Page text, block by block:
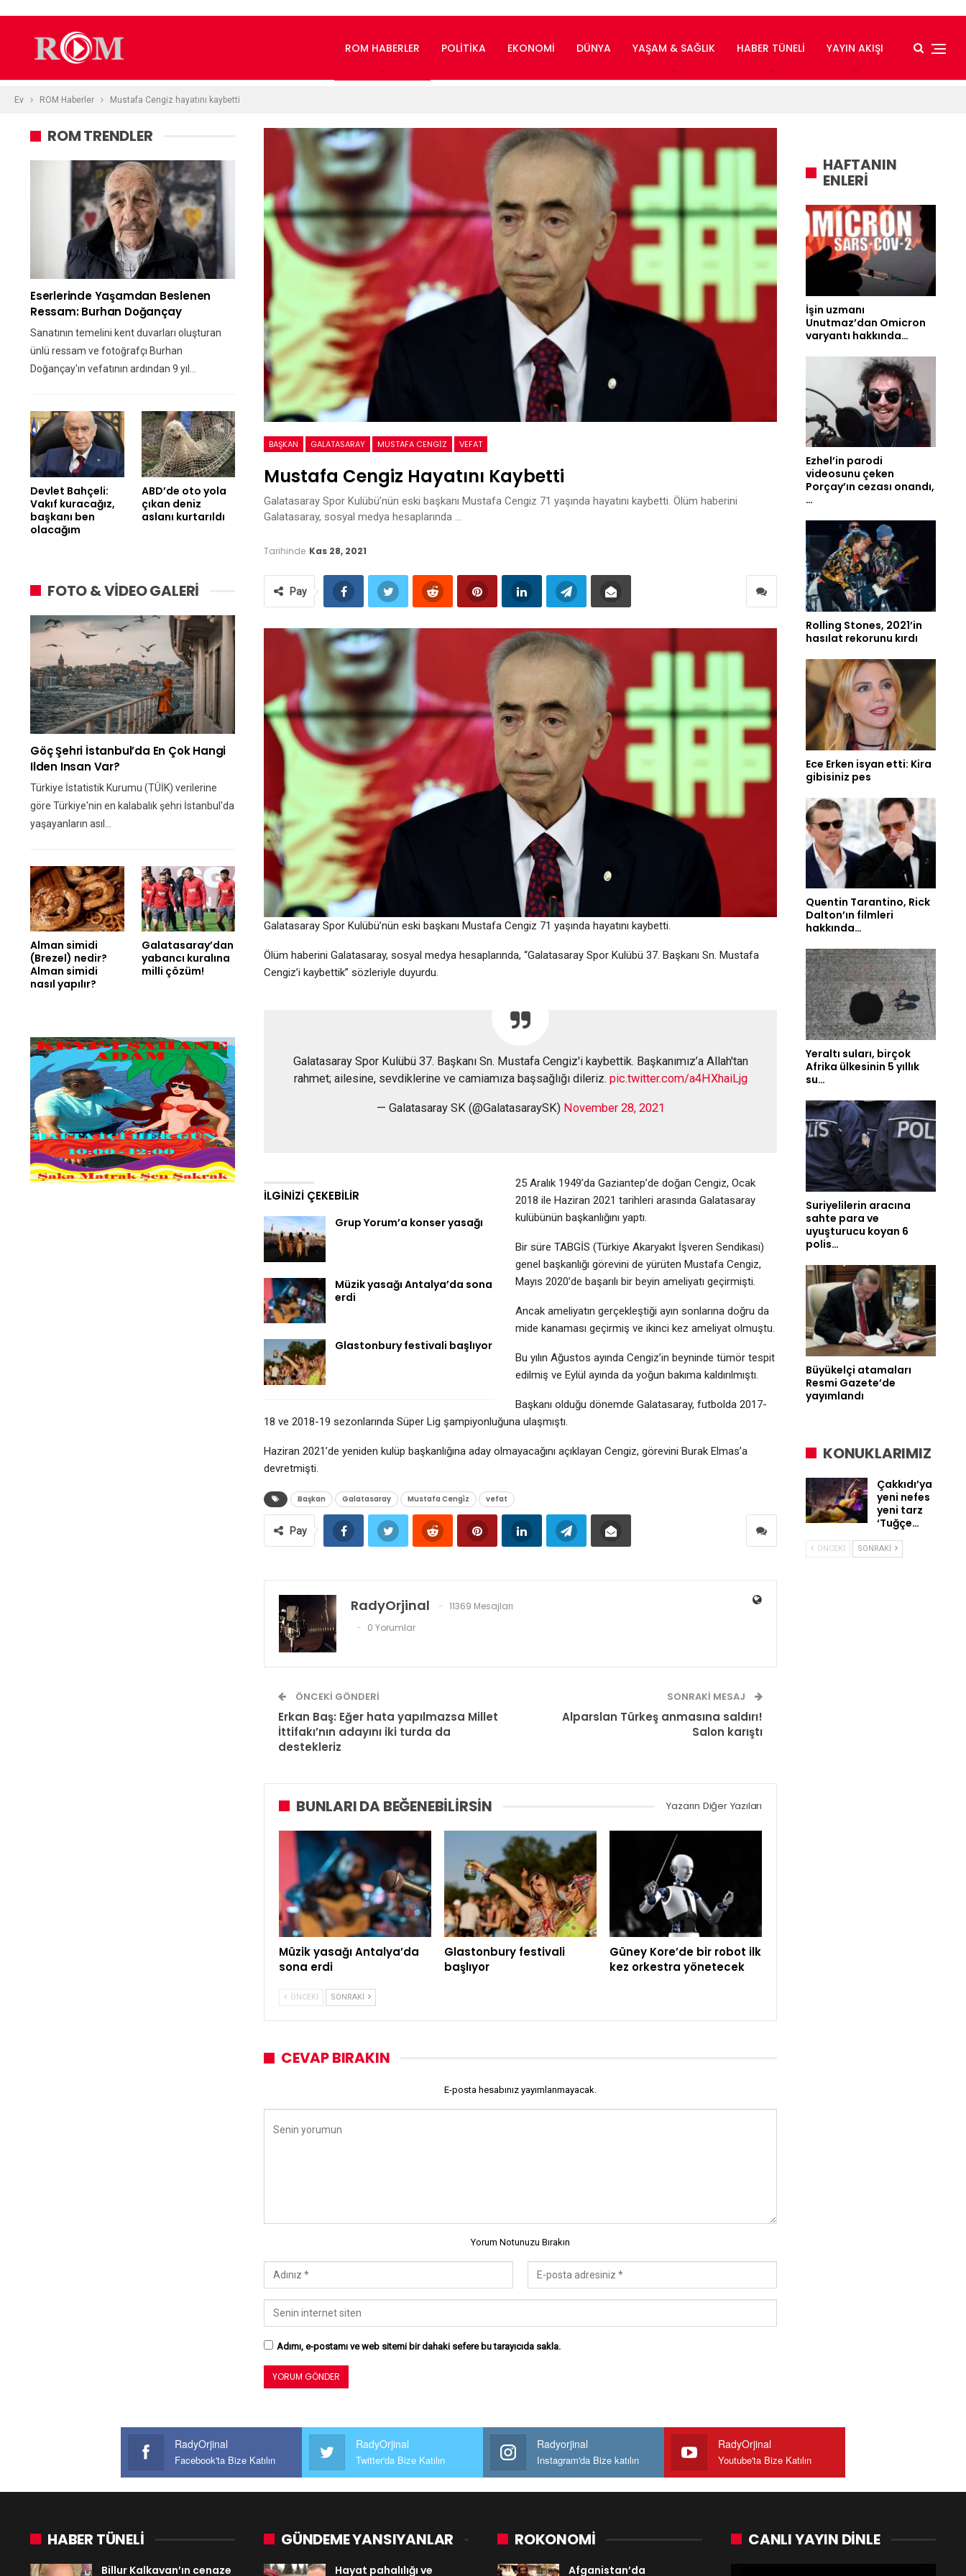
ROM HABERLER POLITIKA EKONOMI DÜNYA YAŞAM & SAĞLIK HABER TÜNELI YAYIN AKIŞI
Ev ROM Haberler Mustafa Cengiz hayatını kaybetti
BAŞKAN GALATASARAY MUSTAFA CENGİZ VEFAT
Mustafa Cengiz Hayatını Kaybetti
Galatasaray Spor Kulübü’nün eski başkanı Mustafa Cengiz 71 yaşında hayatını kaybetti. Ölüm haberini
Galatasaray, sosyal medya hesaplarında …
Tarihinde Kas 28, 2021
Pay
Galatasaray Spor Kulübü’nün eski başkanı Mustafa Cengiz 71 yaşında hayatını kaybetti.
Ölüm haberini Galatasaray, sosyal medya hesaplarında, “Galatasaray Spor Kulübü 37. Başkanı Sn. Mustafa
Cengiz’i kaybettik” sözleriyle duyurdu.
Galatasaray Spor Kulübü 37. Başkanı Sn. Mustafa Cengiz'i kaybettik. Başkanımız’a Allah'tan
rahmet; ailesine, sevdiklerine ve camiamıza başsağlığı dileriz. pic.twitter.com/a4HXhaiLjg
— Galatasaray SK (@GalatasaraySK) November 28, 2021
İLGINIZI ÇEKEBILIR
Grup Yorum’a konser yasağı
Müzik yasağı Antalya’da sona
erdi
Glastonbury festivali başlıyor
25 Aralık 1949’da Gaziantep’de doğan Cengiz, Ocak
2018 ile Haziran 2021 tarihleri arasında Galatasaray
kulübünün başkanlığını yaptı.
Bir süre TABGİS (Türkiye Akaryakıt İşveren Sendikası)
genel başkanlığı görevini de yürüten Mustafa Cengiz,
Mayıs 2020’de başarılı bir beyin ameliyatı geçirmişti.
Ancak ameliyatın gerçekleştiği ayın sonlarına doğru da
mide kanaması geçirmiş ve ikinci kez ameliyat olmuştu.
Bu yılın Ağustos ayında Cengiz’in beyninde tümör tespit
edilmiş ve Eylül ayında da yoğun bakıma kaldırılmıştı.
Başkanı olduğu dönemde Galatasaray, futbolda 2017-
18 ve 2018-19 sezonlarında Süper Lig şampiyonluğuna ulaşmıştı.
Haziran 2021’de yeniden kulüp başkanlığına aday olmayacağını açıklayan Cengiz, görevini Burak Elmas’a
devretmişti.
Başkan Galatasaray Mustafa Cengi̇z vefat
Pay
RadyOrjinal
11369 Mesajları
0 Yorumlar
ÖNCEKI GÖNDERI
Erkan Baş: Eğer hata yapılmazsa Millet
İttifakı’nın adayını iki turda da
destekleriz
SONRAKI MESAJ
Alparslan Türkeş anmasına saldırı!
Salon karıştı
BUNLARI DA BEĞENEBILIRSIN Yazarın Diğer Yazıları
Müzik yasağı Antalya’da
sona erdi
Glastonbury festivali
başlıyor
Güney Kore’de bir robot ilk
kez orkestra yönetecek
ÖNCEKI SONRAKI
CEVAP BIRAKIN
E-posta hesabınız yayımlanmayacak.
Yorum Notunuzu Bırakın
Adımı, e-postamı ve web sitemi bir dahaki sefere bu tarayıcıda sakla.
ROM TRENDLER
Eserlerinde Yaşamdan Beslenen
Ressam: Burhan Doğançay
Sanatının temelini kent duvarları oluşturan
ünlü ressam ve fotoğrafçı Burhan
Doğançay'ın vefatının ardından 9 yıl…
Devlet Bahçeli:
Vakıf kuracağız,
başkanı ben
olacağım
ABD’de oto yola
çıkan deniz
aslanı kurtarıldı
FOTO & VİDEO GALERİ
Göç Şehri İstanbul’da En Çok Hangi
Ilden Insan Var?
Türkiye İstatistik Kurumu (TÜİK) verilerine
göre Türkiye'nin en kalabalık şehri İstanbul'da
yaşayanların asıl…
Alman simidi
(Brezel) nedir?
Alman simidi
nasıl yapılır?
Galatasaray’dan
yabancı kuralına
milli çözüm!
HAFTANIN
ENLERİ
İşin uzmanı
Unutmaz’dan Omicron
varyantı hakkında…
Ezhel’in parodi
videosunu çeken
Porçay’ın cezası onandı,
…
Rolling Stones, 2021’in
hasılat rekorunu kırdı
Ece Erken isyan etti: Kira
gibisiniz pes
Quentin Tarantino, Rick
Dalton’ın filmleri
hakkında…
Yeraltı suları, birçok
Afrika ülkesinin 5 yıllık
su…
Suriyelilerin aracına
sahte para ve
uyuşturucu koyan 6
polis…
Büyükelçi atamaları
Resmi Gazete’de
yayımlandı
KONUKLARIMIZ
Çakkıdı’ya
yeni nefes
yeni tarz
‘Tuğçe…
ÖNCEKI SONRAKI
RadyOrjinal
Facebook'ta Bize Katılın
RadyOrjinal
Twitter'da Bize Katılın
Radyorjinal
Instagram'da Bize katılın
RadyOrjinal
Youtube'ta Bize Katılın
HABER TÜNELİ
Billur Kalkavan’ın cenaze
GÜNDEME YANSIYANLAR
Hayat pahalılığı ve
ROKONOMİ
Afganistan’da
CANLI YAYIN DINLE